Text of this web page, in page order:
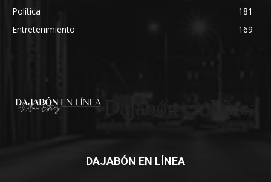
Política
181
Entretenimiento
169
DAJABÓN EN LÍNEA